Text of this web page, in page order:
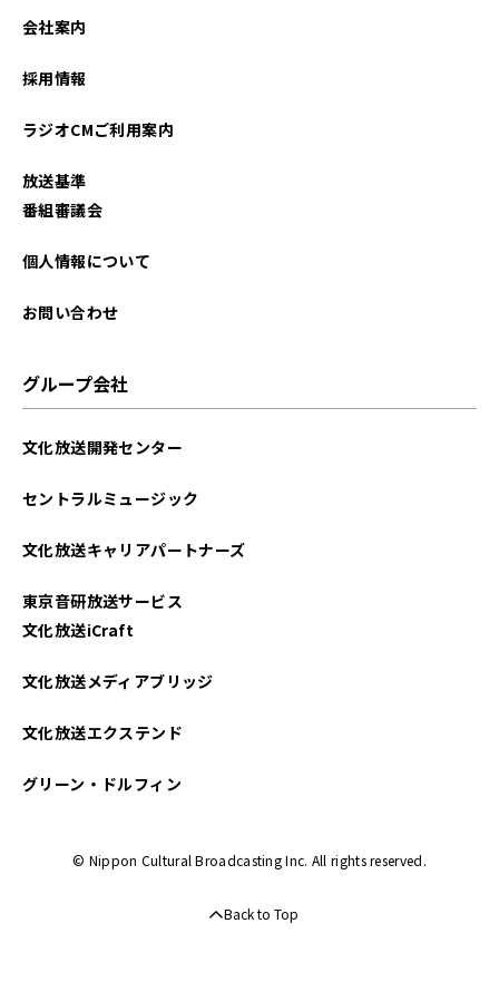
2022年04月
2021年10月
会社案内
採用情報
ラジオCMご利用案内
放送基準
番組審議会
個人情報について
お問い合わせ
グループ会社
文化放送開発センター
セントラルミュージック
文化放送キャリアパートナーズ
東京音研放送サービス
文化放送iCraft
文化放送メディアブリッジ
文化放送エクステンド
グリーン・ドルフィン
© Nippon Cultural Broadcasting Inc. All rights reserved.
Back to Top